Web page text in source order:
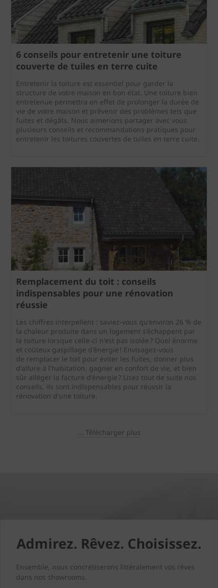
6 conseils pour entretenir une toiture
couverte de tuiles en terre cuite
Entretenir la toiture est essentiel pour garder la
structure de votre maison en bon état. Une toiture bien
entretenue permettra en effet de prolonger la durée de
vie de votre maison et prévenir des problèmes tels que
fuites et dégâts. Nous aimerions partager avec vous
plusieurs conseils et recommandations pratiques pour
entretenir les toitures couvertes de tuiles en terre cuite.
Remplacement du toit : conseils
indispensables pour une rénovation
réussie
Les chiffres interpellent : saviez-vous qu'environ 26 % de
la chaleur produite dans un logement s'échappent par
la toiture lorsque celle-ci n'est pas isolée ? Quel énorme
et coûteux gaspillage d'énergie ! Envisagez-vous
de remplacer le toit pour éviter les fuites, donner plus
d'allure à l'habitation, gagner en confort de vie, et bien
sûr alléger la facture d'énergie ? Lisez tout de suite nos
conseils, ils sont indispensables pour réussir la
rénovation d'une toiture.
... Télécharger plus
Admirez. Rêvez. Choisissez.
Ensemble, nous concrétiserons littéralement vos rêves
dans nos showrooms.